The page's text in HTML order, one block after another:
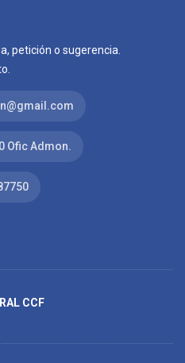
petición o sugerencia.
Ofic Admon.
CCF